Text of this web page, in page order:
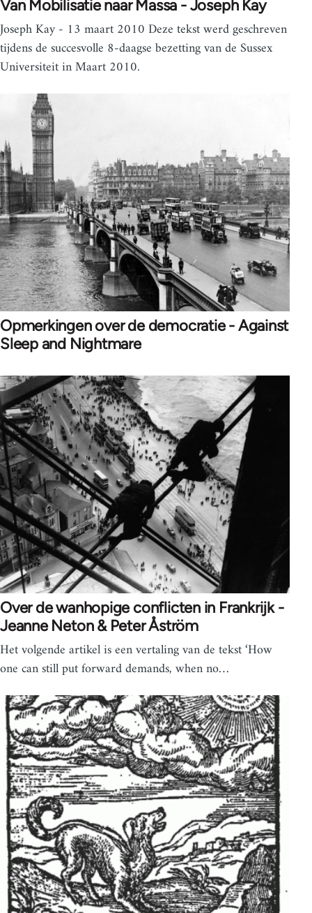
Van Mobilisatie naar Massa - Joseph Kay
Joseph Kay - 13 maart 2010 Deze tekst werd geschreven
tijdens de succesvolle 8-daagse bezetting van de Sussex
Universiteit in Maart 2010.
Opmerkingen over de democratie - Against
Sleep and Nightmare
Over de wanhopige conflicten in Frankrijk -
Jeanne Neton & Peter Åström
Het volgende artikel is een vertaling van de tekst ‘How
one can still put forward demands, when no…